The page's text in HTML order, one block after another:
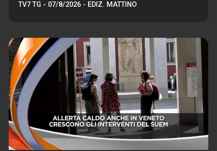
TV7 TG - 07/8/2026 - EDIZ. MATTINO